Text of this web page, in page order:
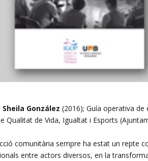
González (2016); Guía operativa
Qualitat de Vida, Igualtat i Esports
comunitària sempre ha estat un repte
entre actors diversos, en la